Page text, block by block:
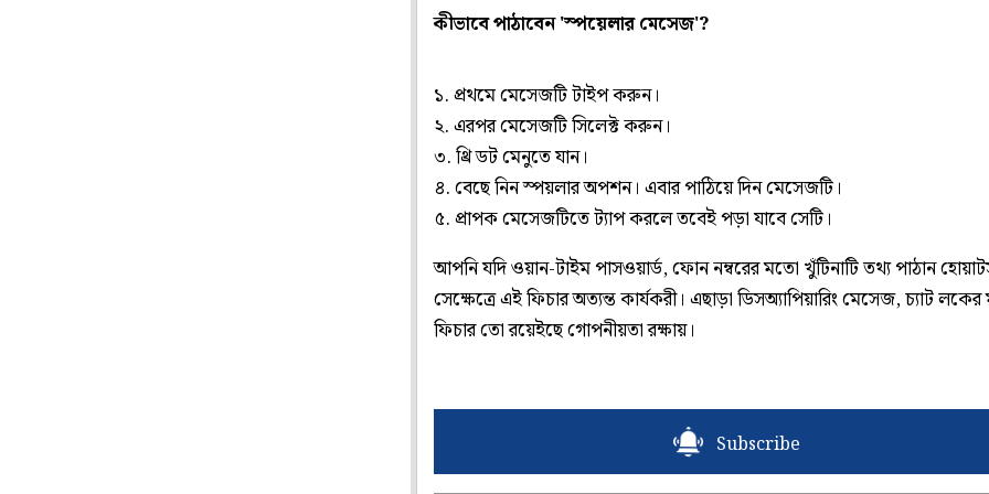
কীভাবে পাঠাবেন 'স্পয়েলার মেসেজ'?
১. প্রথমে মেসেজটি টাইপ করুন।
২. এরপর মেসেজটি সিলেক্ট করুন।
৩. থ্রি ডট মেনুতে যান।
৪. বেছে নিন স্পয়লার অপশন। এবার পাঠিয়ে দিন মেসেজটি।
৫. প্রাপক মেসেজটিতে ট্যাপ করলে তবেই পড়া যাবে সেটি।
আপনি যদি ওয়ান-টাইম পাসওয়ার্ড, ফোন নম্বরের মতো খুঁটিনাটি তথ্য পাঠান
সেক্ষেত্রে এই ফিচার অত্যন্ত কার্যকরী। এছাড়া ডিসঅ্যাপিয়ারিং মেসেজ, চ্যাট
ফিচার তো রয়েইছে গোপনীয়তা রক্ষায়।
Subscribe